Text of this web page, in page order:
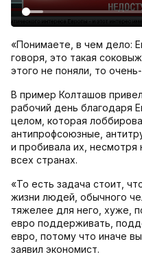
«Понимаете, в чем дело:
говоря, это такая
этого не поняли, то
В пример Колташов
рабочий день благодаря
целом, которая
антипрофсоюзные,
и пробивала их, несмотря
всех странах.
«То есть задача стоит,
жизни людей, обычного
тяжелее для него, хуже,
евро поддерживать,
евро, потому что иначе
заявил экономист.